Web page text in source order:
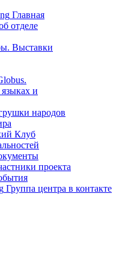
Главная
отделе
Выставки
и
народов
Клуб
проекта
Группа центра в контакте